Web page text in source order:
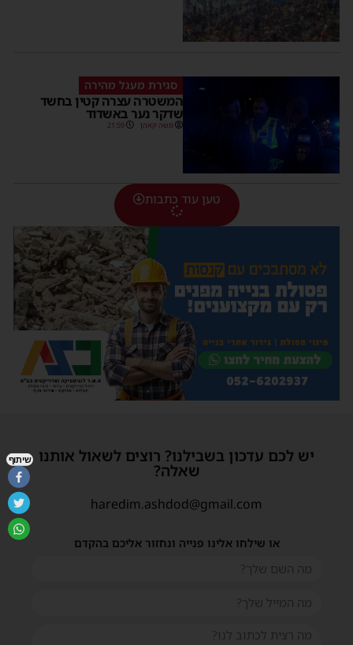
סגירת מעגל מהירה
המשטרה עצרה קטין בחשד
שדקר נער באשדוד
משה קאהן 21:59
טען עוד כתבות
יש לכם עדכון בשבילנו? רוצים לשאול אותנו
שאלה?
haredim.ashdod@gmail.com
או שילחו אלינו פנייה ונחזור אליכם בהקדם
שיתוף